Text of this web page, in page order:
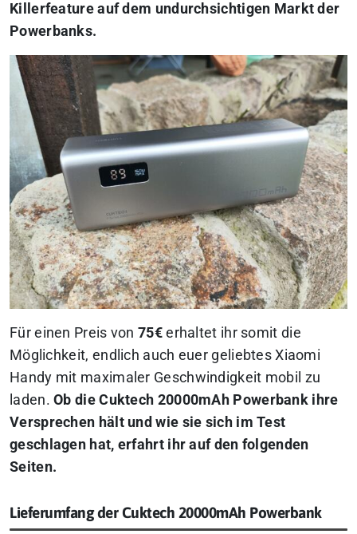
Killerfeature auf dem undurchsichtigen Markt der
Powerbanks.
Für einen Preis von 75€erhaltet ihr somit die
Möglichkeit, endlich auch euer geliebtes Xiaomi
Handy mit maximaler Geschwindigkeit mobil zu
laden.Ob die Cuktech 20000mAh Powerbank ihre
Versprechen hält und wie sie sich im Test
geschlagen hat, erfahrt ihr auf den folgenden
Seiten.
Lieferumfang der Cuktech 20000mAh Powerbank